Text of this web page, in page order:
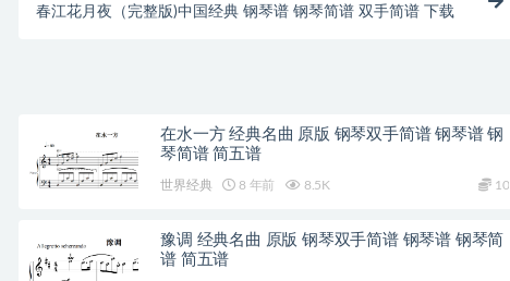
春江花月夜（完整版)中国经典 钢琴谱 钢琴简谱 双手简谱 下载
在水一方 经典名曲 原版 钢琴双手简谱 钢琴谱 钢
琴简谱 简五谱
世界经典 8 年前 8.5K 10
豫调 经典名曲 原版 钢琴双手简谱 钢琴谱 钢琴简
谱 简五谱